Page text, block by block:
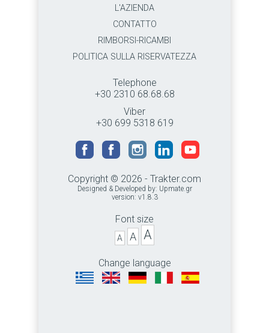
L'AZIENDA
CONTATTO
RIMBORSI-RICAMBI
POLITICA SULLA RISERVATEZZA
Telephone
+30 2310 68.68.68
Viber
+30 699 5318 619
Copyright © 2026 - Trakter.com
Designed & Developed by: Upmate.gr
version: v1.8.3
Font size
A A A
Change language